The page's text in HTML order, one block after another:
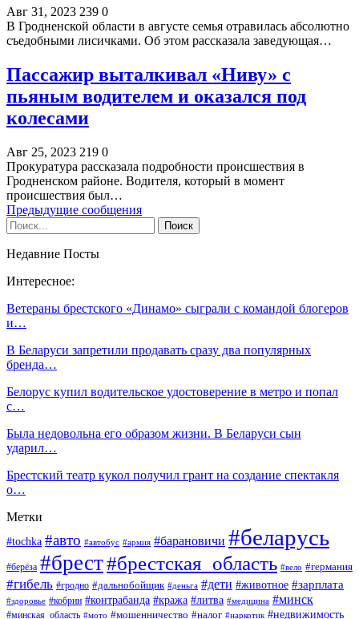
Авг 31, 2023 239 0
В Гродненской области в августе семья отравилась абсолютно
съедобными лисичками. Об этом рассказала заведующая…
Пассажир выталкивал «Ниву» с
пьяным водителем и оказался под
колесами
Авг 25, 2023 219 0
Прокуратура рассказала подробности происшествия в
Гродненском районе. Водителя, который в момент
происшествия был…
Предыдущие сообщения
Недавние Посты
Интересное:
Ветераны брестского «Динамо» сыграли с командой блогеров
и…
В Беларуси запретили продавать сразу два популярных
бренда…
Белорус купил водительское удостоверение в метро и попал
с…
Была недовольна его образом жизни. В Беларуси сын
ударил…
Брестский театр кукол получил грант на создание спектакля
о…
Метки
#tochka #авто #автобус #армия #барановичи #беларусь
#берёза #брест#брестская_область #вело #германия
#гибель #гродно #дальнобойщик #деньга #дети #животное #зарплата
#здоровье #кобрин #контрабанда #кража #литва #медицина #минск
#минская_область #мото #мошенничество #налог #наркотик #недвижимость